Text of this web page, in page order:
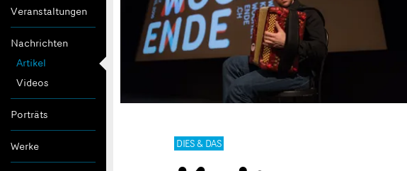
Veranstaltungen
Nachrichten
Artikel
Videos
Porträts
Werke DIES & DAS